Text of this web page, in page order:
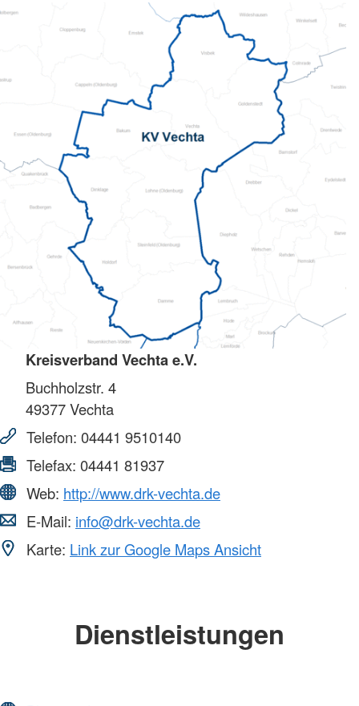
Kreisverband Vechta e.V.
Buchholzstr. 4
49377Vechta
Telefon: 04441 9510140
Telefax: 04441 81937
Web: http://www.drk-vechta.de
E-Mail: info@drk-vechta.de
Karte: Link zur Google Maps Ansicht
Dienstleistungen